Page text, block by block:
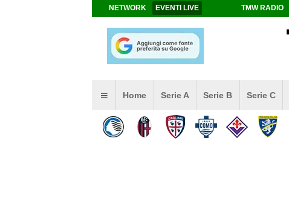
NETWORK EVENTI LIVE TMW RADIO
Home Serie A Serie B Serie C